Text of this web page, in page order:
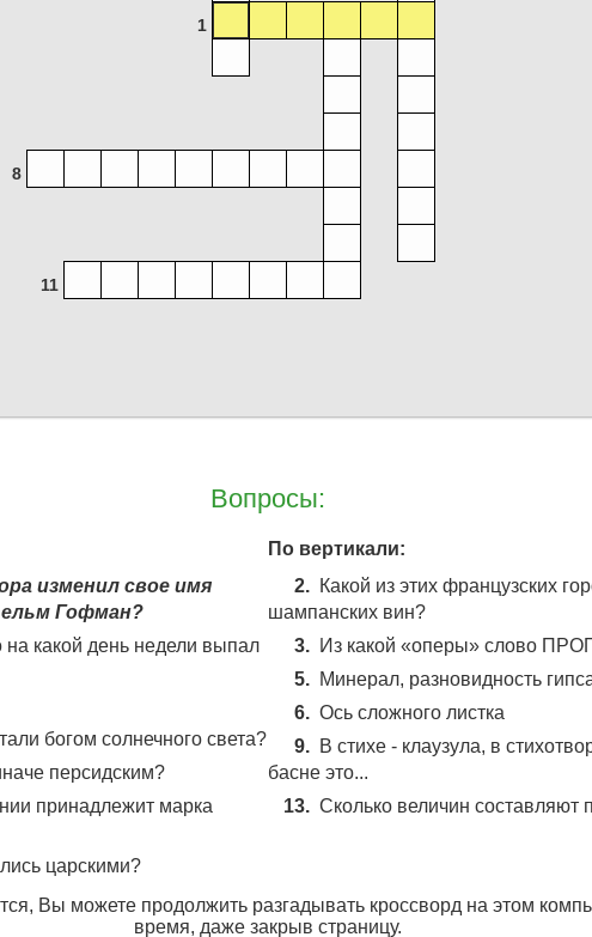
1
8
11
Вопросы:
изменил свое имя
Гофман?
на какой день недели выпал
богом солнечного света?
персидским?
принадлежит марка
царскими?
По вертикали:
2. Какой из этих французских
шампанских вин?
3. Из какой «оперы» слово
5. Минерал, разновидность
6. Ось сложного листка
9. В стихе - клаузула, в
басне это...
13. Сколько величин составляют
Вы можете продолжить разгадывать кроссворд на этом
время, даже закрыв страницу.